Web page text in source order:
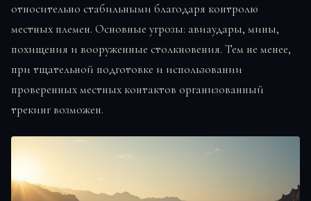
относительно стабильными благодаря контролю
местных племен. Основные угрозы: авиаудары, мины,
похищения и вооруженные столкновения. Тем не менее,
при тщательной подготовке и использовании
проверенных местных контактов организованный
трекинг возможен.